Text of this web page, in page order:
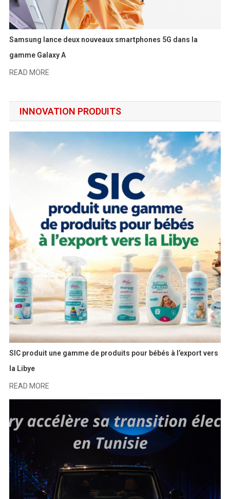
Samsung lance deux nouveaux smartphones 5G dans la
gamme Galaxy A
READ MORE
INNOVATION PRODUITS
SIC produit une gamme de produits pour bébés à l’export vers
la Libye
READ MORE